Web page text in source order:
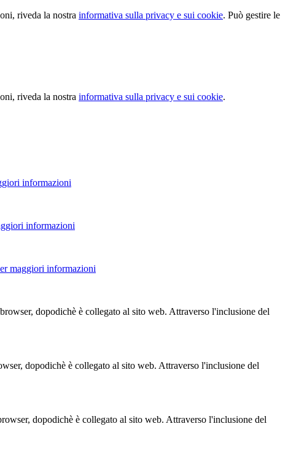
riveda la nostra informativa sulla privacy e sui cookie. Può gestire le
riveda la nostra informativa sulla privacy e sui cookie.
informazioni
informazioni
maggiori informazioni
dopodichè è collegato al sito web. Attraverso l'inclusione del
dopodichè è collegato al sito web. Attraverso l'inclusione del
dopodichè è collegato al sito web. Attraverso l'inclusione del